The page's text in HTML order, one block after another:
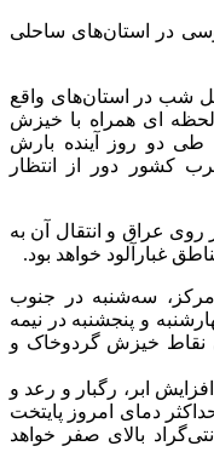
در استان‌های ساحلی
شب در استان‌های واقع
لحظه ای همراه با خیزش
دو روز آینده بارش
کشور دور از انتظار
روی عراق و انتقال آن به
غبارآلود خواهد بود.
سه‌شنبه در جنوب
و پنجشنبه در نیمه
خیزش گردوخاک و
ابر، رگبار و رعد و
دمای امروز پایتخت
آن به ۲۳ درجه سانتی‌گراد بالای صفر خواهد